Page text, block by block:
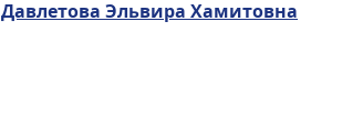
Давлетова Эльвира Хамитовна